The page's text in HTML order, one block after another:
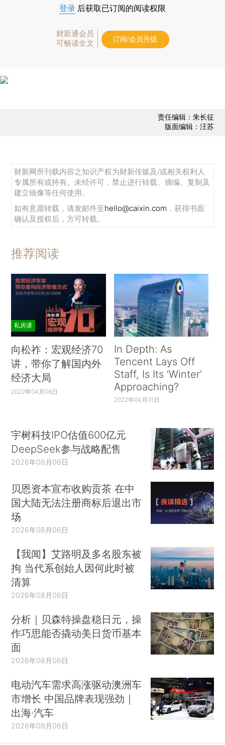
登录 后获取已订阅的阅读权限
财新通会员
可畅读全文
订阅/会员升级
责任编辑：朱长征
版面编辑：汪苏
财新网所刊载内容之知识产权为财新传媒及/或相关权利人
专属所有或持有。未经许可，禁止进行转载、摘编、复制及
建立镜像等任何使用。
如有意愿转载，请发邮件至hello@caixin.com ，获得书面
确认及授权后，方可转载。
推荐阅读
私房课
向松祚：宏观经济70
讲，带你了解国内外
经济大局
2022年04月06日
In Depth: As
Tencent Lays Off
Staff, Is Its ‘Winter’
Approaching?
2022年04月01日
宇树科技IPO估值600亿元
DeepSeek参与战略配售
2026年08月06日
贝恩资本宣布收购贡茶 在中
国大陆无法注册商标后退出市
场
2026年08月06日
【我闻】艾路明及多名股东被
拘 当代系创始人因何此时被
清算
2026年08月06日
分析｜贝森特操盘稳日元，操
作巧思能否撬动美日货币基本
面
2026年08月06日
电动汽车需求高涨驱动澳洲车
市增长 中国品牌表现强劲｜
出海·汽车
2026年08月06日